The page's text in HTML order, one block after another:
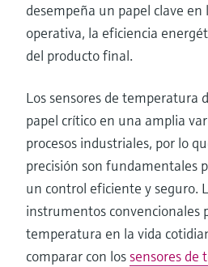
desempeña un papel clave en
operativa, la eficiencia
del producto final.
Los sensores de temperatura
papel crítico en una amplia
procesos industriales, por lo
precisión son fundamentales
un control eficiente y seguro.
instrumentos convencionales
temperatura en la vida
comparar con lossensores de